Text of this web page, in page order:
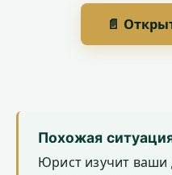
📄
Похожая
Юрист изучит ваши